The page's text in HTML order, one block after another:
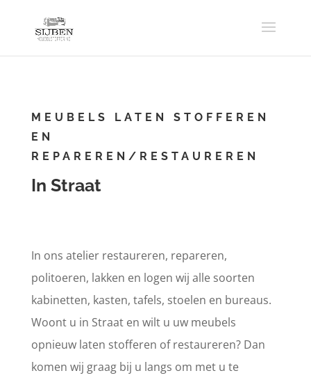
MEUBELS LATEN STOFFEREN
EN
REPAREREN/RESTAUREREN
In Straat
In ons atelier restaureren, repareren,
politoeren, lakken en logen wij alle soorten
kabinetten, kasten, tafels, stoelen en bureaus.
Woont u in Straat en wilt u uw meubels
opnieuw laten stofferen of restaureren? Dan
komen wij graag bij u langs om met u te